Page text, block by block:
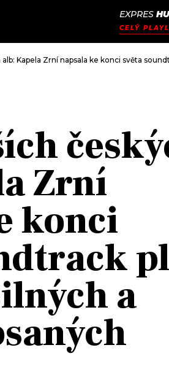
SEZNAM.CZ
EXPRES
CELÝ
Kapela Zrní napsala ke konci světa
Zrní
konci
a